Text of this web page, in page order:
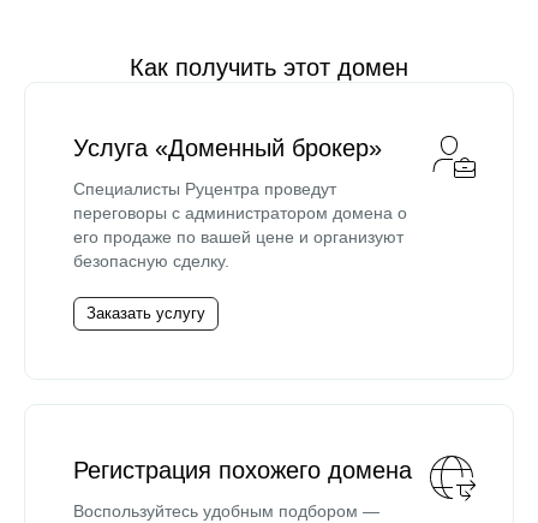
Как получить этот домен
Услуга «Доменный брокер»
Специалисты Руцентра проведут
переговоры с администратором домена о
его продаже по вашей цене и организуют
безопасную сделку.
Заказать услугу
Регистрация похожего домена
Воспользуйтесь удобным подбором —